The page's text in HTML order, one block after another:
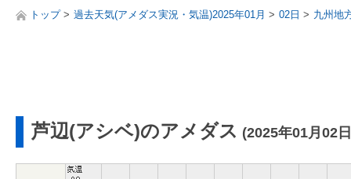
トップ 過去天気(アメダス実況・気温)2025年01月 02日 九州地
芦辺(アシベ)のアメダス (2025年01月02